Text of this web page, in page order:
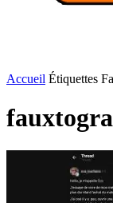
Accueil Étiquettes